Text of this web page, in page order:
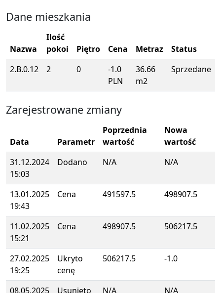
Dane mieszkania
Nazwa
Ilość
pokoi
Piętro Cena Metraz
Status
2.B.0.12
2 0
-1.0
PLN
36.66
m2
Sprzedane
Zarejestrowane zmiany
Data Parametr
Poprzednia
wartość
Nowa
wartość
31.12.2024
15:03
Dodano N/A N/A
13.01.2025
19:43
Cena 491597.5 498907.5
11.02.2025
15:21
Cena 498907.5 506217.5
27.02.2025
19:25
Ukryto
cenę
506217.5 -1.0
08.05.2025 Usunięto N/A N/A